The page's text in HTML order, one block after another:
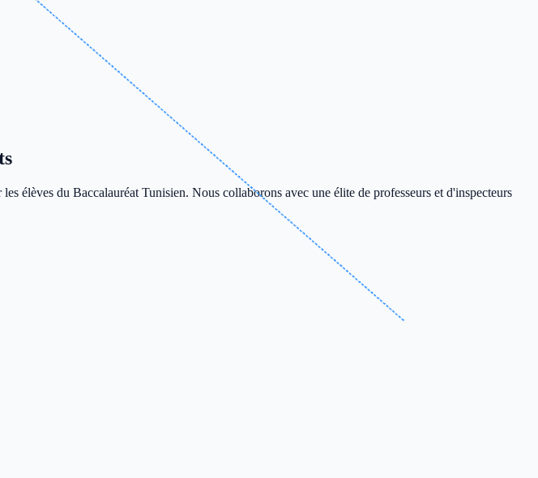
élèves du Baccalauréat Tunisien. Nous collaborons avec une élite de professeurs et d'inspecteurs